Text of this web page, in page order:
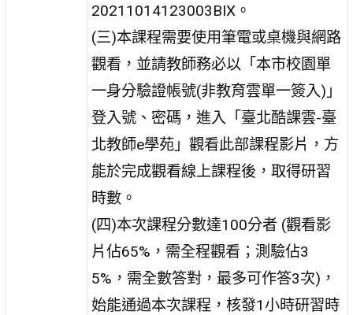
20211014123003BIX。
(三)本課程需要使用筆電或桌機與網路
觀看，並請教師務必以「本市校園單
一身分驗證帳號(非教育雲單一簽入)」
登入號、密碼，進入「臺北酷課雲-臺
北教師e學苑」觀看此部課程影片，方
能於完成觀看線上課程後，取得研習
時數。
(四)本次課程分數達100分者 (觀看影
片佔65%，需全程觀看；測驗佔3
5%，需全數答對，最多可作答3次)，
始能通過本次課程，核發1小時研習時